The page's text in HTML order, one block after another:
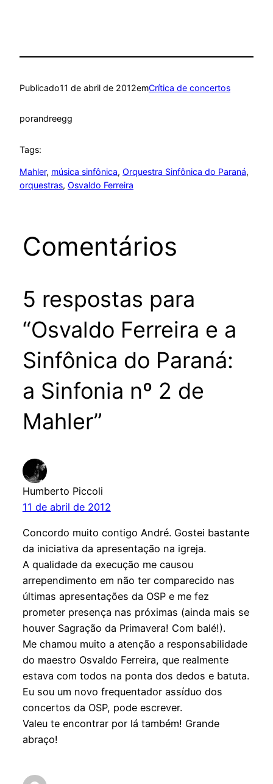
Publicado11 de abril de 2012emCrítica de concertos
porandreegg
Tags:
Mahler, música sinfônica, Orquestra Sinfônica do Paraná
orquestras, Osvaldo Ferreira
Comentários
5 respostas para
“Osvaldo Ferreira e a
Sinfônica do Paraná:
a Sinfonia nº 2 de
Mahler”
Humberto Piccoli
11 de abril de 2012
Concordo muito contigo André. Gostei bastante
da iniciativa da apresentação na igreja.
A qualidade da execução me causou
arrependimento em não ter comparecido nas
últimas apresentações da OSP e me fez
prometer presença nas próximas (ainda mais se
houver Sagração da Primavera! Com balé!).
Me chamou muito a atenção a responsabilidade
do maestro Osvaldo Ferreira, que realmente
estava com todos na ponta dos dedos e batuta.
Eu sou um novo frequentador assíduo dos
concertos da OSP, pode escrever.
Valeu te encontrar por lá também! Grande
abraço!